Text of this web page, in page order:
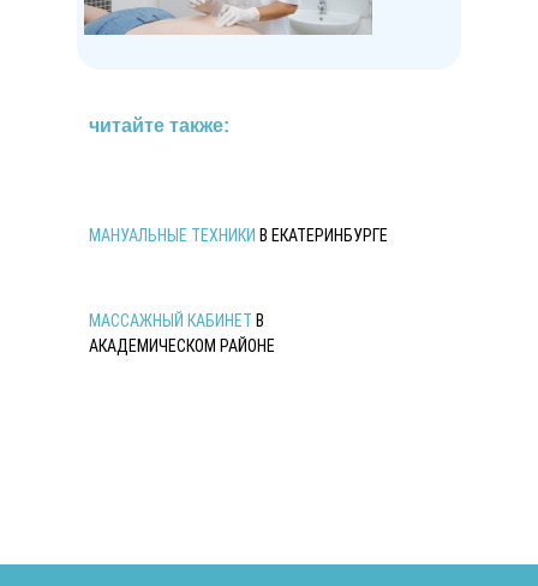
читайте также:
МАССАЖНЫЙ КАБИНЕТ В
АКАДЕМИЧЕСКОМ РАЙОНЕ
МАНУАЛЬНЫЕ ТЕХНИКИ В ЕКАТЕРИНБУРГЕ